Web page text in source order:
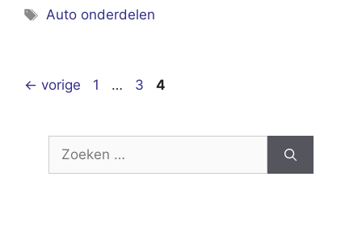
Tags
Auto onderdelen
← vorige Pagina
1 … Pagina
3 Pagina
4
Zoek